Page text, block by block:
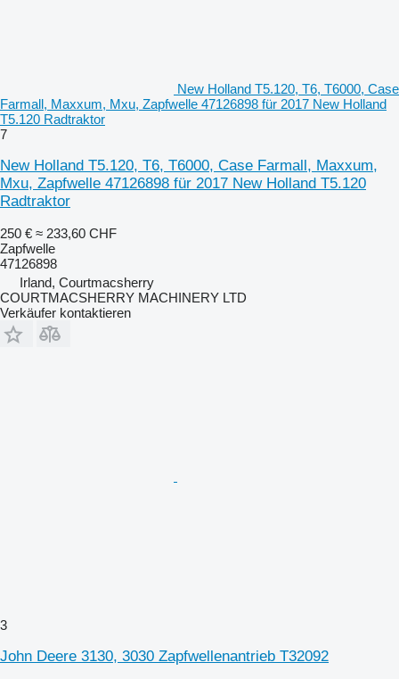
New Holland T5.120, T6, T6000, Case
Farmall, Maxxum, Mxu, Zapfwelle 47126898 für 2017 New Holland
T5.120 Radtraktor
7
New Holland T5.120, T6, T6000, Case Farmall, Maxxum,
Mxu, Zapfwelle 47126898 für 2017 New Holland T5.120
Radtraktor
250 € ≈ 233,60 CHF
Zapfwelle
47126898
Irland, Courtmacsherry
COURTMACSHERRY MACHINERY LTD
Verkäufer kontaktieren
3
John Deere 3130, 3030 Zapfwellenantrieb T32092